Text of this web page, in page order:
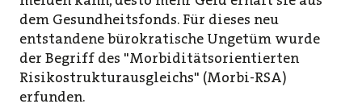
dem Gesundheitsfonds. Für dieses neu
entstandene bürokratische Ungetüm wurde
der Begriff des "Morbiditätsorientierten
Risikostrukturausgleichs" (Morbi-RSA)
erfunden.